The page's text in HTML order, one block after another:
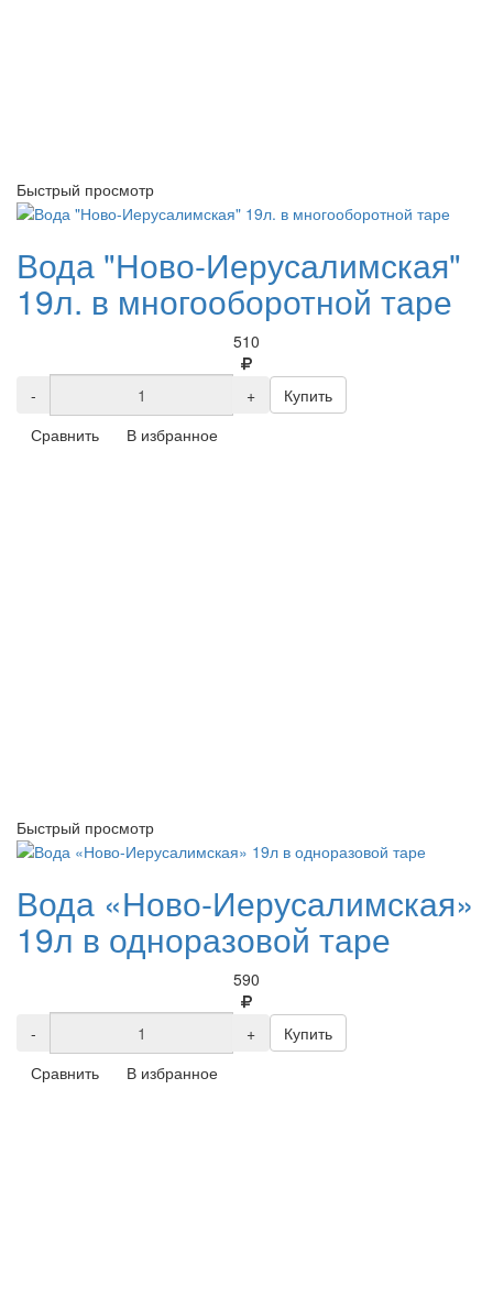
Быстрый просмотр
Вода "Ново-Иерусалимская"
19л. в многооборотной таре
510
- +
Купить
Сравнить
В избранное
Быстрый просмотр
Вода «Ново-Иерусалимская»
19л в одноразовой таре
590
- +
Купить
Сравнить
В избранное